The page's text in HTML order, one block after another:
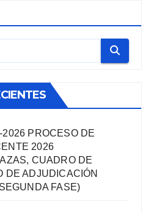
PROCESO DE
2026
CUADRO DE
DE ADJUDICACIÓN
FASE)